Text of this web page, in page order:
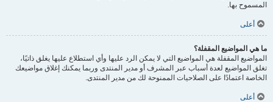
المسموح بها.
أعلى
ما هي المواضيع المقفلة؟
المواضيع المقفلة هي المواضيع التي لا يمكن الرد عليها وأي استطلاع عليها يغلق ذاتيًا،
تغلق المواضيع لعدة أسباب عبر المشرف أو مدير المنتدى وربما يمكنك إغلاق مواضيعك
الخاصة اعتمادًا على الصلاحيات الممنوحة لك من مدير المنتدى.
أعلى